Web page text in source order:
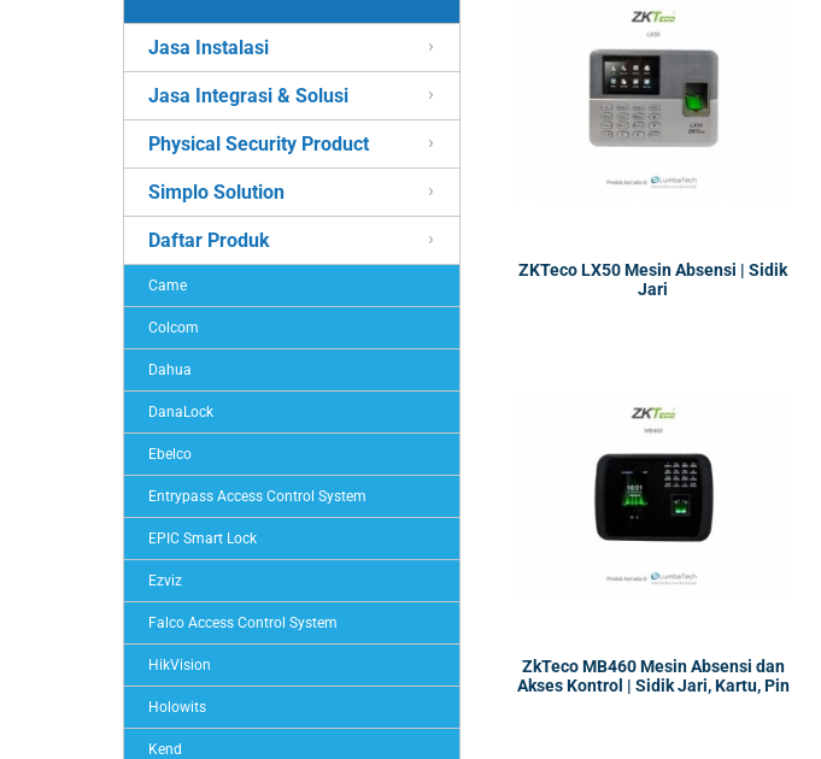
Jasa Instalasi
Jasa Integrasi & Solusi
Physical Security Product
Simplo Solution
Daftar Produk
Came
Colcom
Dahua
DanaLock
Ebelco
Entrypass Access Control System
EPIC Smart Lock
Ezviz
Falco Access Control System
HikVision
Holowits
Kend
ZKTeco LX50 Mesin Absensi | Sidik
Jari
ZkTeco MB460 Mesin Absensi dan
Akses Kontrol | Sidik Jari, Kartu, Pin